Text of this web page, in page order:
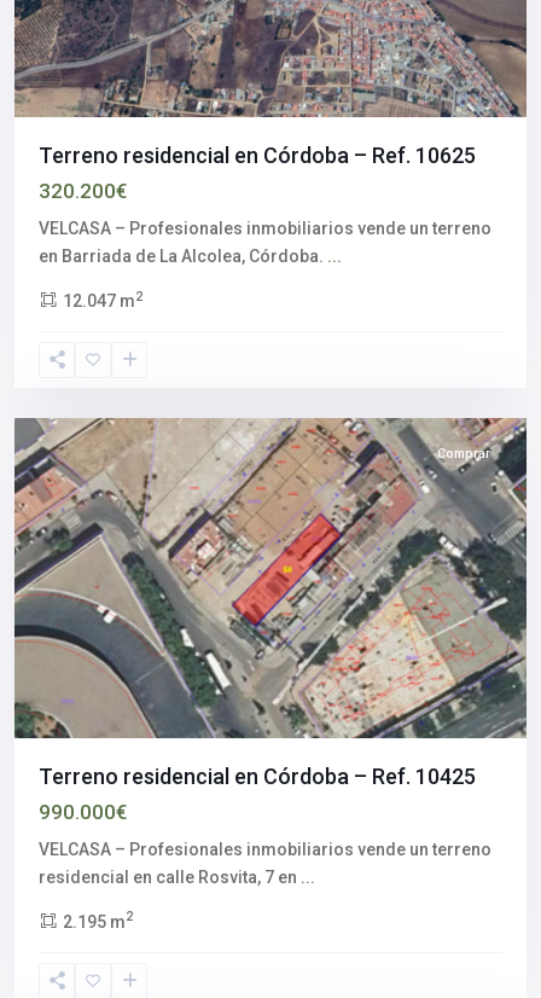
Terreno residencial en Córdoba – Ref. 10625
320.200€
VELCASA – Profesionales inmobiliarios vende un terreno
en Barriada de La Alcolea, Córdoba. ...
12.047 m2
Comprar
Terreno residencial en Córdoba – Ref. 10425
990.000€
VELCASA – Profesionales inmobiliarios vende un terreno
residencial en calle Rosvita, 7 en ...
2.195 m2
Aljarafe,
del
Sevilla